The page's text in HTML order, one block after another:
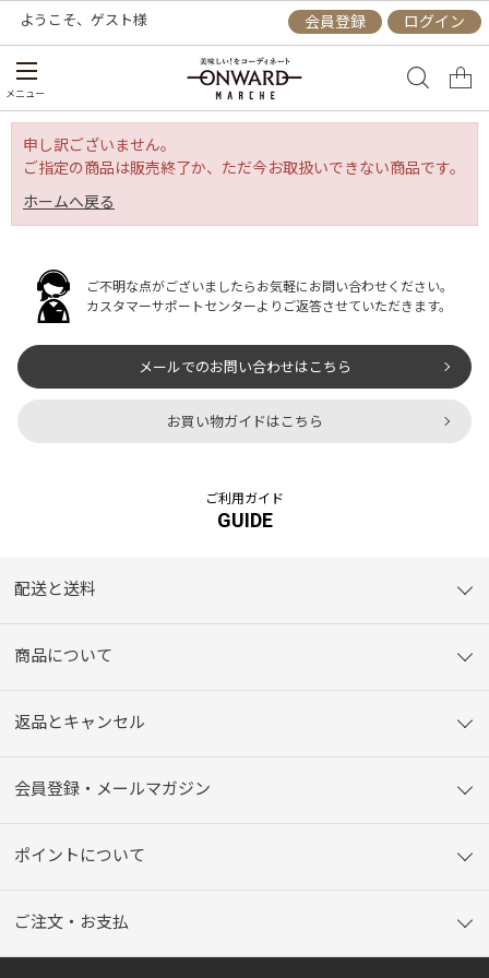
ようこそ、 ゲスト様 会員登録 ログイン
メニュー
申し訳ございません。
ご指定の商品は販売終了か、ただ今お取扱いできない商品です。
ホームへ戻る
ご不明な点がございましたらお気軽にお問い合わせください。
カスタマーサポートセンターよりご返答させていただきます。
メールでのお問い合わせはこちら
お買い物ガイドはこちら
ご利用ガイド
GUIDE
配送と送料
商品について
返品とキャンセル
会員登録・メールマガジン
ポイントについて
ご注文・お支払